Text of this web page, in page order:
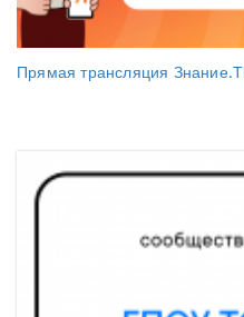
Прямая трансляция